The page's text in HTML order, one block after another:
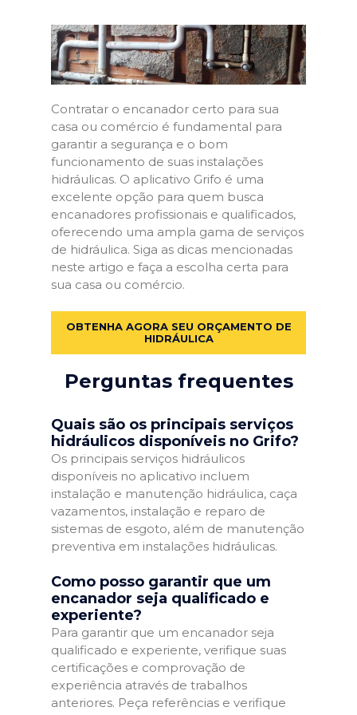
Contratar o encanador certo para sua
casa ou comércio é fundamental para
garantir a segurança e o bom
funcionamento de suas instalações
hidráulicas. O aplicativo Grifo é uma
excelente opção para quem busca
encanadores profissionais e qualificados,
oferecendo uma ampla gama de serviços
de hidráulica. Siga as dicas mencionadas
neste artigo e faça a escolha certa para
sua casa ou comércio.
OBTENHA AGORA SEU ORÇAMENTO DE
HIDRÁULICA
Perguntas frequentes
Quais são os principais serviços
hidráulicos disponíveis no Grifo?
Os principais serviços hidráulicos
disponíveis no aplicativo incluem
instalação e manutenção hidráulica, caça
vazamentos, instalação e reparo de
sistemas de esgoto, além de manutenção
preventiva em instalações hidráulicas.
Como posso garantir que um
encanador seja qualificado e
experiente?
Para garantir que um encanador seja
qualificado e experiente, verifique suas
certificações e comprovação de
experiência através de trabalhos
anteriores. Peça referências e verifique